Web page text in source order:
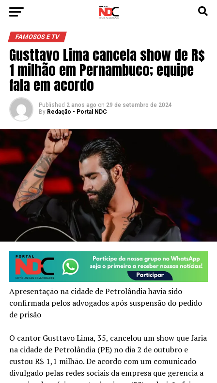
FAMOSOS E TV
Gusttavo Lima cancela show de R$
1 milhão em Pernambuco; equipe
fala em acordo
Published 2 anos ago on 29 de setembro de 2024
By Redação - Portal NDC
Apresentação na cidade de Petrolândia havia sido
confirmada pelos advogados após suspensão do pedido
de prisão
O cantor Gusttavo Lima, 35, cancelou um show que faria
na cidade de Petrolândia (PE) no dia 2 de outubro e
custou R$ 1,1 milhão. De acordo com um comunicado
divulgado pelas redes sociais da empresa que gerencia a